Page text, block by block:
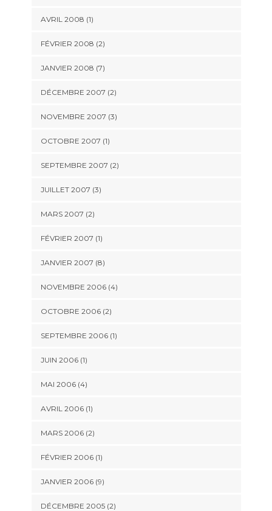
AVRIL 2008 (1)
FÉVRIER 2008 (2)
JANVIER 2008 (7)
DÉCEMBRE 2007 (2)
NOVEMBRE 2007 (3)
OCTOBRE 2007 (1)
SEPTEMBRE 2007 (2)
JUILLET 2007 (3)
MARS 2007 (2)
FÉVRIER 2007 (1)
JANVIER 2007 (8)
NOVEMBRE 2006 (4)
OCTOBRE 2006 (2)
SEPTEMBRE 2006 (1)
JUIN 2006 (1)
MAI 2006 (4)
AVRIL 2006 (1)
MARS 2006 (2)
FÉVRIER 2006 (1)
JANVIER 2006 (9)
DÉCEMBRE 2005 (2)